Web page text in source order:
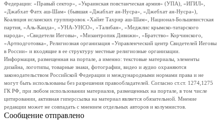
Федерации: «Правый сектор», «Украинская повстанческая армия» (УПА), «ИГИЛ»,
«Джабхат Фатх аш-Шам» (бывшая «Джабхат ан-Нусра», «Джебхат ан-Нусра»),
Коалиция исламских группировок «Хайят Тахрир аш-Шам», Национал-Большевистская
партия, «Аль-Каида», «УНА-УНСО», «Талибан», «Меджлис крымско-татарского
народа», «Свидетели Иеговы», «Мизантропик Дивижн», «Братство» Корчинского,
«Артподготовка», Религиозная организация «Управленческий центр Свидетелей Иеговы
в России» и входящие в ее структуру местные религиозные организации.
Информация, размещенная на портале, а именно: текстовые материалы, элементы
дизайна, логотипы, товарные знаки, фотографии, видео и аудио охраняются
законодательством Российской Федерации и международными нормами права и не
могут быть использованы без разрешения правообладателей. Согласно ст.ст. 1274,1275
ГК РФ, при любом использовании материалов, размещенных на портале, в том числе
цитировании, активная гиперссылка на материал является обязательной. Мнение
редакции может не совпадать с мнением отдельных авторов и колумнистов.
Сообщение отправлено